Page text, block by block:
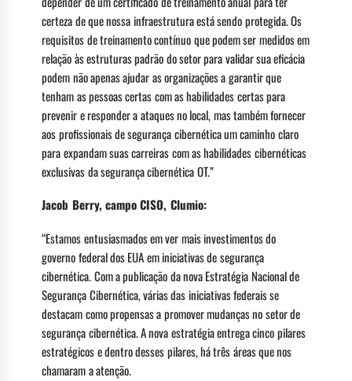
certeza de que nossa infraestrutura está sendo protegida. Os
requisitos de treinamento contínuo que podem ser medidos em
relação às estruturas padrão do setor para validar sua eficácia
podem não apenas ajudar as organizações a garantir que
tenham as pessoas certas com as habilidades certas para
prevenir e responder a ataques no local, mas também fornecer
aos profissionais de segurança cibernética um caminho claro
para expandam suas carreiras com as habilidades cibernéticas
exclusivas da segurança cibernética OT.”
Jacob Berry, campo CISO, Clumio:
“Estamos entusiasmados em ver mais investimentos do
governo federal dos EUA em iniciativas de segurança
cibernética. Com a publicação da nova Estratégia Nacional de
Segurança Cibernética, várias das iniciativas federais se
destacam como propensas a promover mudanças no setor de
segurança cibernética. A nova estratégia entrega cinco pilares
estratégicos e dentro desses pilares, há três áreas que nos
chamaram a atenção.